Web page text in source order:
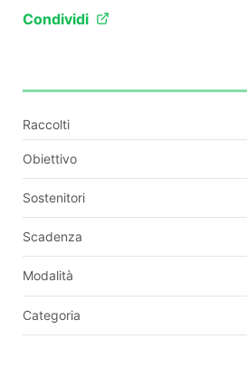
Condividi
Raccolti
Obiettivo
Sostenitori
Scadenza
Modalità
Categoria